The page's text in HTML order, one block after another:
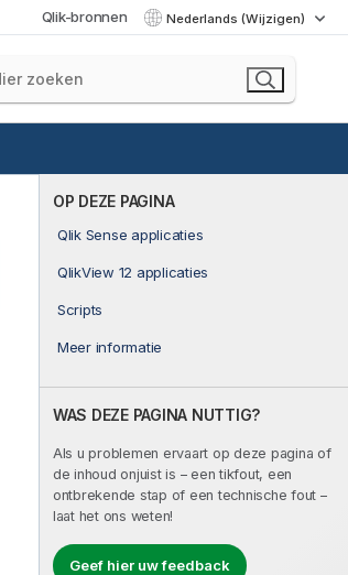
Qlik-bronnen Nederlands (Wijzigen)
OP DEZE PAGINA
Qlik Sense applicaties
QlikView 12 applicaties
Scripts
Meer informatie
WAS DEZE PAGINA NUTTIG?
Als u problemen ervaart op deze pagina of
de inhoud onjuist is – een tikfout, een
ontbrekende stap of een technische fout –
laat het ons weten!
Geef hier uw feedback